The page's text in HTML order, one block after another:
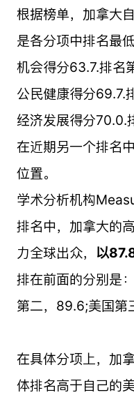
根据榜单，加拿大
是各分项中排名最
机会得分63.7.排名
公民健康得分69.7.
经济发展得分70.0.
在近期另一个排名
位置。
学术分析机构
排名中，加拿大的
力全球出众， 以
排在前面的分别是
第二，89.6;美国第
在具体分项上，加
体排名高于自己的美